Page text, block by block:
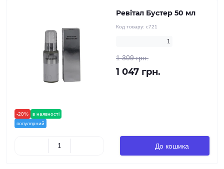
-20% в наявності
популярний
Ревітал Бустер 50 мл
Код товару: c721
1
1 309 грн.
1 047 грн.
До кошика